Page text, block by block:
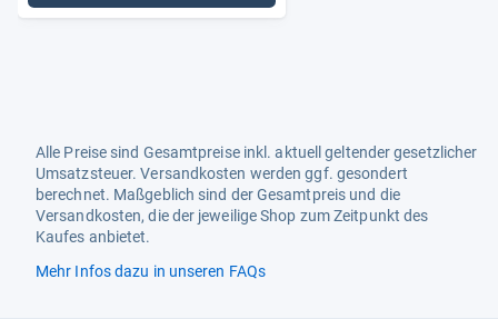
Alle Preise sind Gesamtpreise inkl. aktuell geltender gesetzlicher
Umsatzsteuer. Versandkosten werden ggf. gesondert
berechnet. Maßgeblich sind der Gesamtpreis und die
Versandkosten, die der jeweilige Shop zum Zeitpunkt des
Kaufes anbietet.
Mehr Infos dazu in unseren FAQs